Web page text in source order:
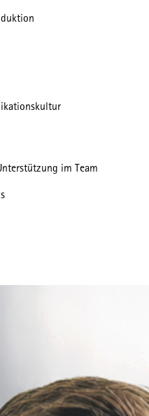
im Team